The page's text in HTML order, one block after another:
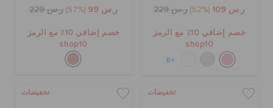
ر.س 109 (52%) ر.س 229
خصم إضافي 10٪ مع الرمز
shop10
+8
ر.س 99 (57%) ر.س 229
خصم إضافي 10٪ مع الرمز
shop10
تخفيضات تخفيضات